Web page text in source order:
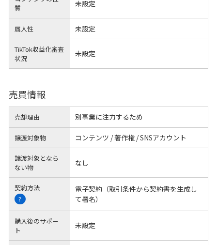
質
未設定
属人性 未設定
TikTok収益化審査
状況
未設定
売買情報
売却理由 別事業に注力するため
譲渡対象物 コンテンツ / 著作権 / SNSアカウント
譲渡対象となら
ない物
なし
契約方法
?
電子契約（取引条件から契約書を生成し
て署名）
購入後のサポー
ト
未設定